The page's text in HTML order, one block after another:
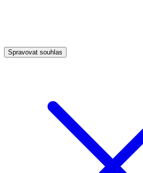
Spravovat souhlas